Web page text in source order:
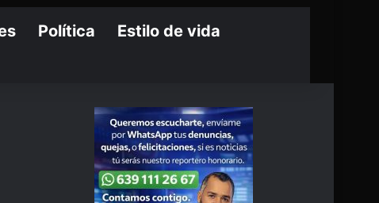
Política Estilo de vida